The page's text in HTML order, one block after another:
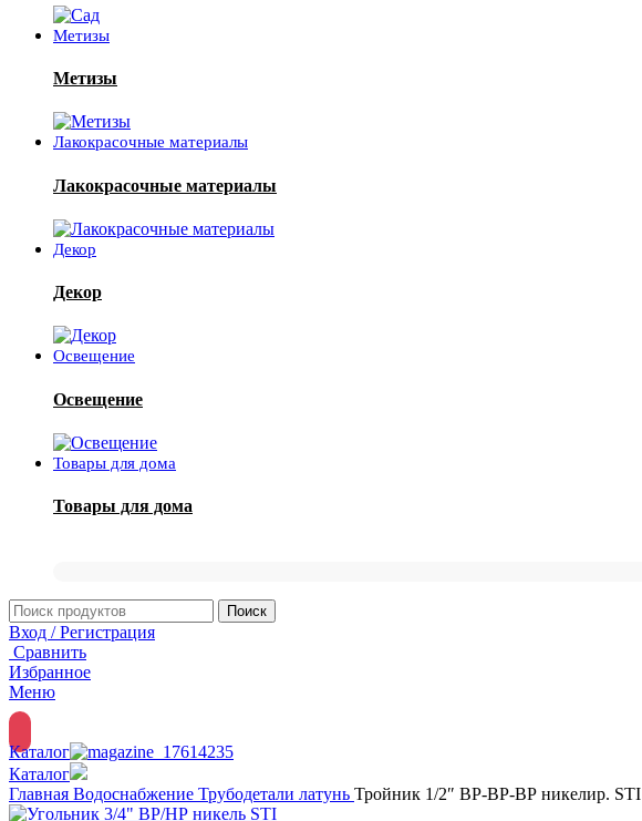
Метизы
Метизы
Лакокрасочные материалы
Лакокрасочные материалы
Декор
Декор
Освещение
Освещение
Товары для дома
Товары для дома
Поиск
Вход / Регистрация
Сравнить
Избранное
Меню
Каталог
Каталог
Главная Водоснабжение Трубодетали латунь Тройник 1/2″ ВР-ВР-ВР никелир. STI